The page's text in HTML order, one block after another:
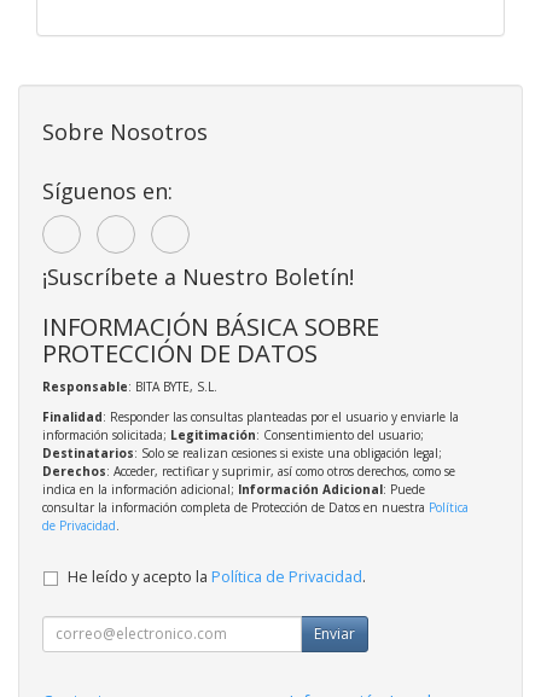
Sobre Nosotros
Síguenos en:
¡Suscríbete a Nuestro Boletín!
INFORMACIÓN BÁSICA SOBRE
PROTECCIÓN DE DATOS
Responsable: BITA BYTE, S.L.
Finalidad: Responder las consultas planteadas por el usuario y enviarle la
información solicitada; Legitimación: Consentimiento del usuario;
Destinatarios: Solo se realizan cesiones si existe una obligación legal;
Derechos: Acceder, rectificar y suprimir, así como otros derechos, como se
indica en la información adicional; Información Adicional: Puede
consultar la información completa de Protección de Datos en nuestra Política
de Privacidad
He leído y acepto la Política de Privacidad.
Enviar